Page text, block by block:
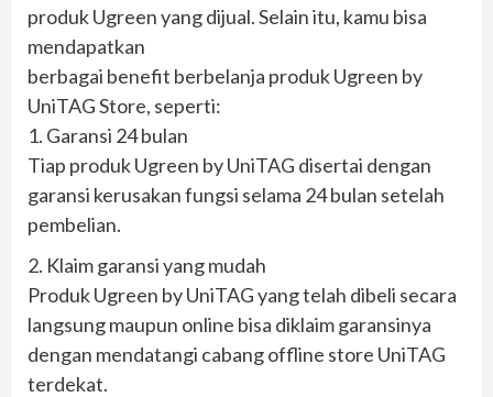
produk Ugreen yang dijual. Selain itu, kamu bisa
mendapatkan
berbagai benefit berbelanja produk Ugreen by
UniTAG Store, seperti:
1. Garansi 24 bulan
Tiap produk Ugreen by UniTAG disertai dengan
garansi kerusakan fungsi selama 24 bulan setelah
pembelian.
2. Klaim garansi yang mudah
Produk Ugreen by UniTAG yang telah dibeli secara
langsung maupun online bisa diklaim garansinya
dengan mendatangi cabang offline store UniTAG
terdekat.